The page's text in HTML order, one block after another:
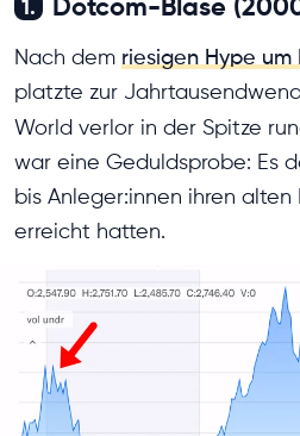
1. Dotcom-Blase
Nach dem riesigen Hype
platzte zur
World verlor in der Spitze
war eine Geduldsprobe: Es
bis Anleger:innen ihren
erreicht hatten.